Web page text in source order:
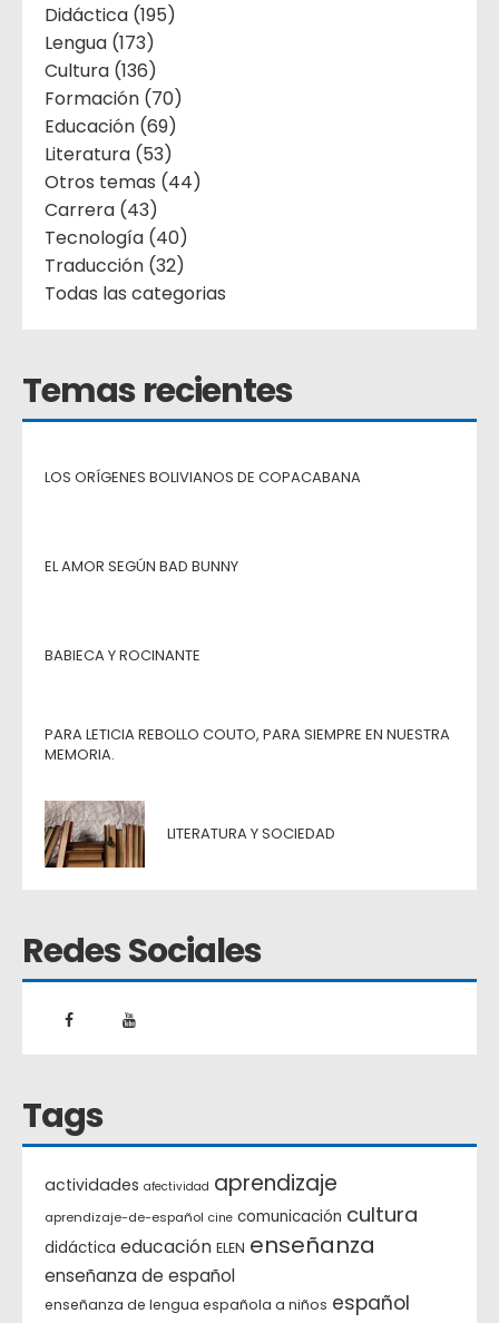
Didáctica (195)
Lengua (173)
Cultura (136)
Formación (70)
Educación (69)
Literatura (53)
Otros temas (44)
Carrera (43)
Tecnología (40)
Traducción (32)
Todas las categorias
Temas recientes
LOS ORÍGENES BOLIVIANOS DE COPACABANA
EL AMOR SEGÚN BAD BUNNY
BABIECA Y ROCINANTE
PARA LETICIA REBOLLO COUTO, PARA SIEMPRE EN NUESTRA
MEMORIA.
LITERATURA Y SOCIEDAD
Redes Sociales
Tags
actividades afectividad aprendizaje
aprendizaje-de-español cine comunicación cultura
didáctica educación ELEN enseñanza
enseñanza de español
enseñanza de lengua española a niños español